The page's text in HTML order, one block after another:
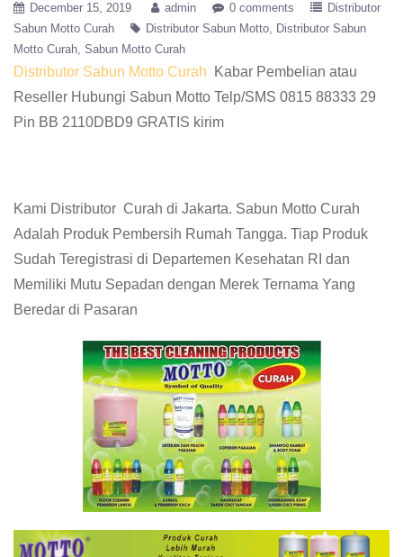
December 15, 2019 admin 0 comments
Distributor
Sabun Motto Curah
Distributor Sabun Motto
Distributor Sabun
Motto Curah Sabun Motto Curah
Distributor Sabun Motto Curah
Kabar Pembelian atau
Reseller Hubungi Sabun Motto Telp/SMS 0815 88333 29
Pin BB 2110DBD9 GRATIS kirim
Kami Distributor Curah di Jakarta. Sabun Motto Curah
Adalah Produk Pembersih Rumah Tangga. Tiap Produk
Sudah Teregistrasi di Departemen Kesehatan RI dan
Memiliki Mutu Sepadan dengan Merek Ternama Yang
Beredar di Pasaran